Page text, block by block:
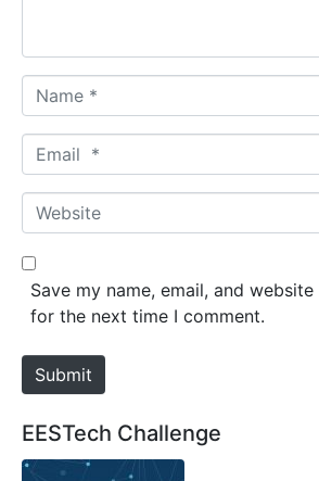
a
m
*
m
a
*
W
e
b
e
Save my name, email, and
for the next time I comment.
Submit
EESTech Challenge